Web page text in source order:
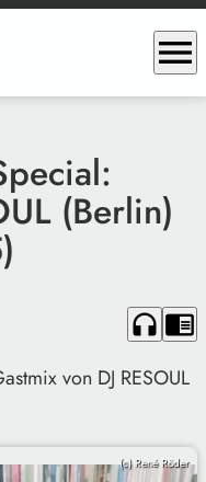
menu
(Berlin)
headphones chrome_reader_mode
von DJ RESOUL
(c) René Röder